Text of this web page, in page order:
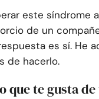
este síndrome
de un
es sí. He
de hacerlo.
que te gusta